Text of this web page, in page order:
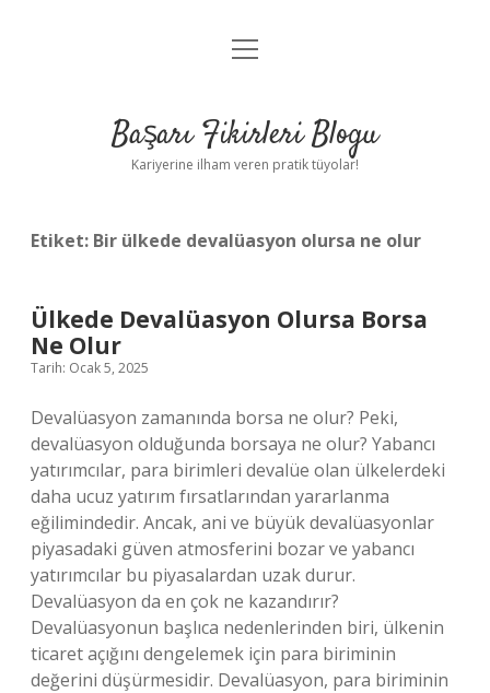
Anasayfa
Yasal Uyarı
menüyü
Başarı Fikirleri Blogu
Kariyerine ilham veren pratik tüyolar!
Etiket: Bir ülkede devalüasyon olursa ne olur
Ülkede Devalüasyon Olursa Borsa
Ne Olur
Tarih: Ocak 5, 2025
Devalüasyon zamanında borsa ne olur? Peki,
devalüasyon olduğunda borsaya ne olur? Yabancı
yatırımcılar, para birimleri devalüe olan ülkelerdeki
daha ucuz yatırım fırsatlarından yararlanma
eğilimindedir. Ancak, ani ve büyük devalüasyonlar
piyasadaki güven atmosferini bozar ve yabancı
yatırımcılar bu piyasalardan uzak durur.
Devalüasyon da en çok ne kazandırır?
Devalüasyonun başlıca nedenlerinden biri, ülkenin
ticaret açığını dengelemek için para biriminin
değerini düşürmesidir. Devalüasyon, para biriminin